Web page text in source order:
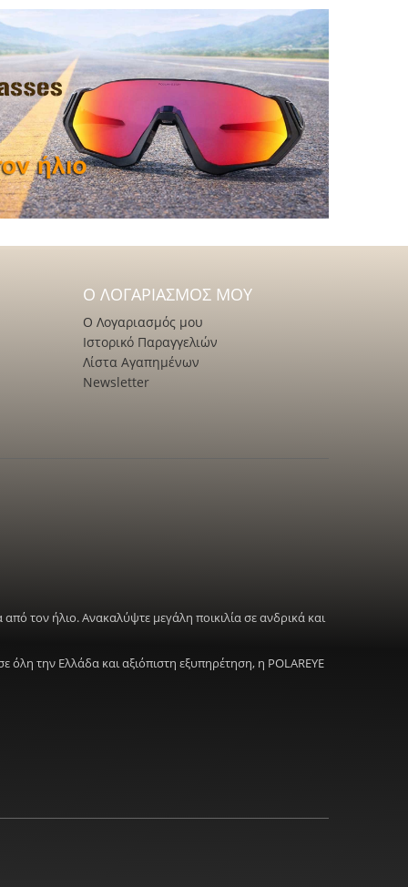
Ο ΛΟΓΑΡΙΑΣΜΌΣ ΜΟΥ
Ο Λογαριασμός μου
Ιστορικό Παραγγελιών
Λίστα Αγαπημένων
Newsletter
τον ήλιο. Ανακαλύψτε μεγάλη ποικιλία σε ανδρικά και
την Ελλάδα και αξιόπιστη εξυπηρέτηση, η POLAREYE